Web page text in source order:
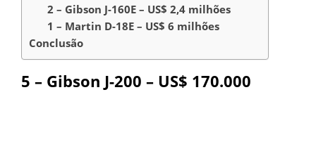
2 – Gibson J-160E – US$ 2,4 milhões
1 – Martin D-18E – US$ 6 milhões
Conclusão
5 – Gibson J-200 – US$ 170.000